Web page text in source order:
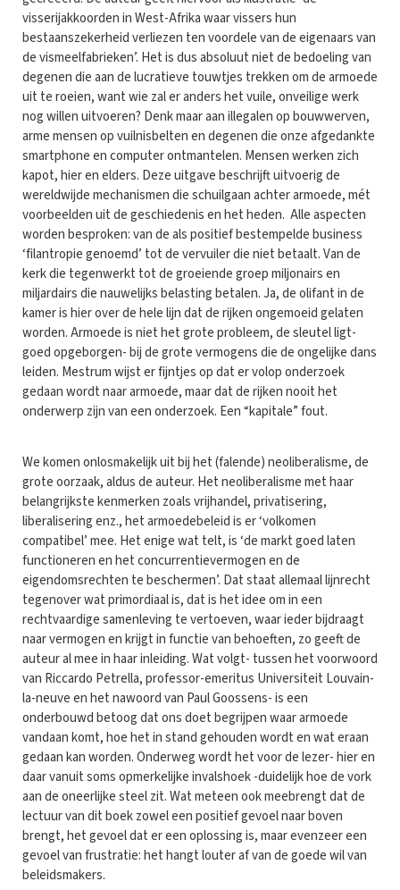
visserijakkoorden in West-Afrika waar vissers hun
bestaanszekerheid verliezen ten voordele van de eigenaars van
de vismeelfabrieken’. Het is dus absoluut niet de bedoeling van
degenen die aan de lucratieve touwtjes trekken om de armoede
uit te roeien, want wie zal er anders het vuile, onveilige werk
nog willen uitvoeren? Denk maar aan illegalen op bouwwerven,
arme mensen op vuilnisbelten en degenen die onze afgedankte
smartphone en computer ontmantelen. Mensen werken zich
kapot, hier en elders. Deze uitgave beschrijft uitvoerig de
wereldwijde mechanismen die schuilgaan achter armoede, mét
voorbeelden uit de geschiedenis en het heden. Alle aspecten
worden besproken: van de als positief bestempelde business
‘filantropie genoemd’ tot de vervuiler die niet betaalt. Van de
kerk die tegenwerkt tot de groeiende groep miljonairs en
miljardairs die nauwelijks belasting betalen. Ja, de olifant in de
kamer is hier over de hele lijn dat de rijken ongemoeid gelaten
worden. Armoede is niet het grote probleem, de sleutel ligt-
goed opgeborgen- bij de grote vermogens die de ongelijke dans
leiden. Mestrum wijst er fijntjes op dat er volop onderzoek
gedaan wordt naar armoede, maar dat de rijken nooit het
onderwerp zijn van een onderzoek. Een “kapitale” fout.
We komen onlosmakelijk uit bij het (falende) neoliberalisme, de
grote oorzaak, aldus de auteur. Het neoliberalisme met haar
belangrijkste kenmerken zoals vrijhandel, privatisering,
liberalisering enz., het armoedebeleid is er ‘volkomen
compatibel’ mee. Het enige wat telt, is ‘de markt goed laten
functioneren en het concurrentievermogen en de
eigendomsrechten te beschermen’. Dat staat allemaal lijnrecht
tegenover wat primordiaal is, dat is het idee om in een
rechtvaardige samenleving te vertoeven, waar ieder bijdraagt
naar vermogen en krijgt in functie van behoeften, zo geeft de
auteur al mee in haar inleiding. Wat volgt- tussen het voorwoord
van Riccardo Petrella, professor-emeritus Universiteit Louvain-
la-neuve en het nawoord van Paul Goossens- is een
onderbouwd betoog dat ons doet begrijpen waar armoede
vandaan komt, hoe het in stand gehouden wordt en wat eraan
gedaan kan worden. Onderweg wordt het voor de lezer- hier en
daar vanuit soms opmerkelijke invalshoek -duidelijk hoe de vork
aan de oneerlijke steel zit. Wat meteen ook meebrengt dat de
lectuur van dit boek zowel een positief gevoel naar boven
brengt, het gevoel dat er een oplossing is, maar evenzeer een
gevoel van frustratie: het hangt louter af van de goede wil van
beleidsmakers.